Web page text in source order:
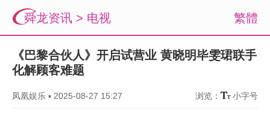
繁體
舜龙资讯 > 电视
《巴黎合伙人》开启试营业 黄晓明毕雯珺联手
化解顾客难题
凤凰娱乐 ▪ 2025-08-27 15:27 浏览： 小字号